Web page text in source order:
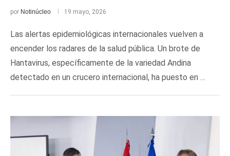
por Notinúcleo 19 mayo, 2026
Las alertas epidemiológicas internacionales vuelven a
encender los radares de la salud pública. Un brote de
Hantavirus, específicamente de la variedad Andina
detectado en un crucero internacional, ha puesto en …